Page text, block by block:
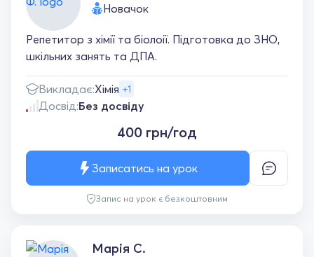
Новачок
Репетитор з хімії та біолоії. Підготовка до ЗНО,
шкільних занять та ДПА.
Викладає:Хімія +1
Досвід:Без досвіду
400 грн/год
Запис на урок є безкоштовним
Записатись на урок
Марія С.